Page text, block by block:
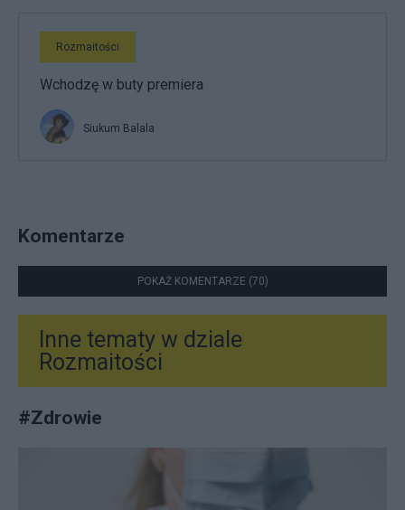
Rozmaitości
Wchodzę w buty premiera
Siukum Balala
Komentarze
POKAŻ KOMENTARZE (70)
Inne tematy w dziale
Rozmaitości
#Zdrowie